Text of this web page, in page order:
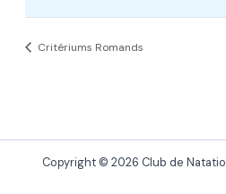
Critériums Romands
Copyright © 2026 Club de